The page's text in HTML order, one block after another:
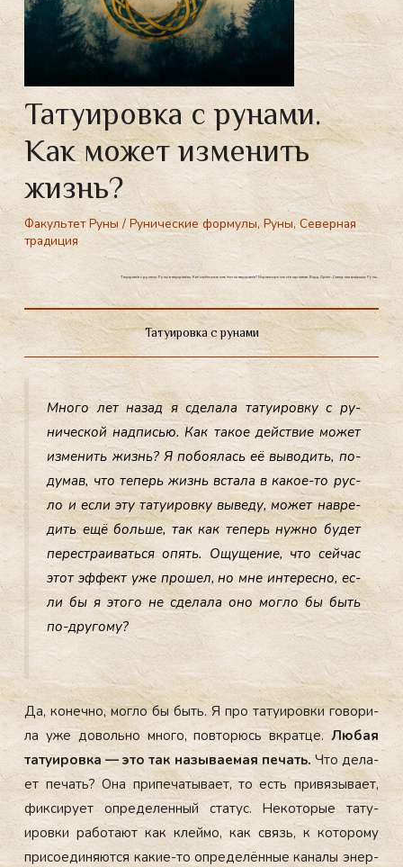
Татуировка с рунами.
Как может изменить
жизнь?
Факультет Руны/Рунические формулы,Руны,Северная
традиция
Татуировка с рунами. Руны в татуировках. Как может изменить жизнь татуировка? Мировоззрение скандинавов. Вирд. Орлег. Северная традиция. Руны.
Татуировка с рунами
Мно­го лет на­зад я сде­лала та­ту­иров­ку с ру­
ничес­кой над­писью. Как та­кое дей­ствие мо­жет
из­ме­нить жизнь? Я по­бо­ялась её вы­водить, по­
думав, что те­перь жизнь вста­ла в ка­кое-то рус­
ло и ес­ли эту та­ту­иров­ку вы­веду, мо­жет нав­ре­
дить ещё боль­ше, так как те­перь нуж­но бу­дет
пе­рес­тра­ивать­ся опять. Ощу­щение, что сей­час
этот эф­фект уже про­шел, но мне ин­те­рес­но, ес­
ли бы я это­го не сде­лала оно мог­ло бы быть
по-дру­гому?
Да, ко­неч­но, мог­ло бы быть. Я про та­ту­иров­ки го­вори­
ла уже до­воль­но мно­го, пов­то­рюсь вкрат­це.Лю­бая
та­ту­иров­ка — это так на­зыва­емая пе­чать.Что де­ла­
ет пе­чать? Она при­печа­тыва­ет, то есть при­вязы­ва­ет,
фик­си­ру­ет оп­ре­делен­ный ста­тус. Не­кото­рые та­ту­
иров­ки ра­бота­ют как клей­мо, как связь, к ко­торо­му
при­со­еди­ня­ют­ся ка­кие-то оп­ре­делён­ные ка­налы энер­